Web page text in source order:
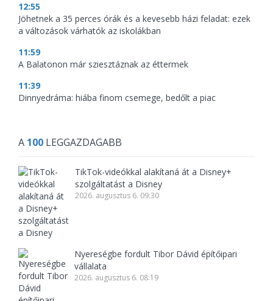
12:55
Jöhetnek a 35 perces órák és a kevesebb házi feladat: ezek
a változások várhatók az iskolákban
11:59
A Balatonon már sziesztáznak az éttermek
11:39
Dinnyedráma: hiába finom csemege, bedőlt a piac
A 100 LEGGAZDAGABB
TikTok-videókkal alakítaná át a Disney+
szolgáltatást a Disney
2026. augusztus 6. 09:30
Nyereségbe fordult Tibor Dávid építőipari
vállalata
2026. augusztus 6. 08:19